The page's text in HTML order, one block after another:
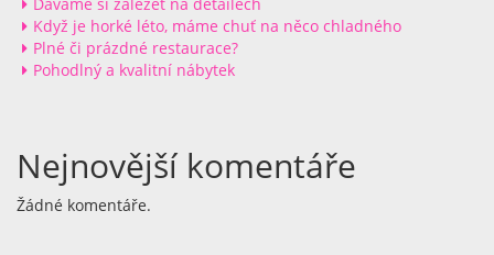
Když je horké léto, máme chuť na něco chladného
Plné či prázdné restaurace?
Pohodlný a kvalitní nábytek
Nejnovější komentáře
Žádné komentáře.